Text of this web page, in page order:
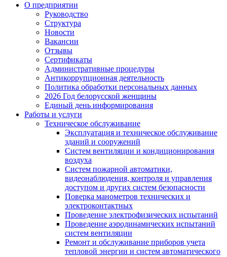
О предприятии
Руководство
Структура
Новости
Вакансии
Отзывы
Сертификаты
Административные процедуры
Антикоррупционная деятельность
Политика обработки персональных данных
2026 Год белорусской женщины
Единый день информирования
Работы и услуги
Техническое обслуживание
Эксплуатация и техническое обслуживание
зданий и сооружений
Систем вентиляции и кондиционирования
воздуха
Систем пожарной автоматики,
видеонаблюдения, контроля и управления
доступом и других систем безопасности
Поверка манометров технических и
электроконтактных
Проведение электрофизических испытаний
Проведение аэродинамических испытаний
систем вентиляции
Ремонт и обслуживание приборов учета
тепловой энергии и систем автоматического